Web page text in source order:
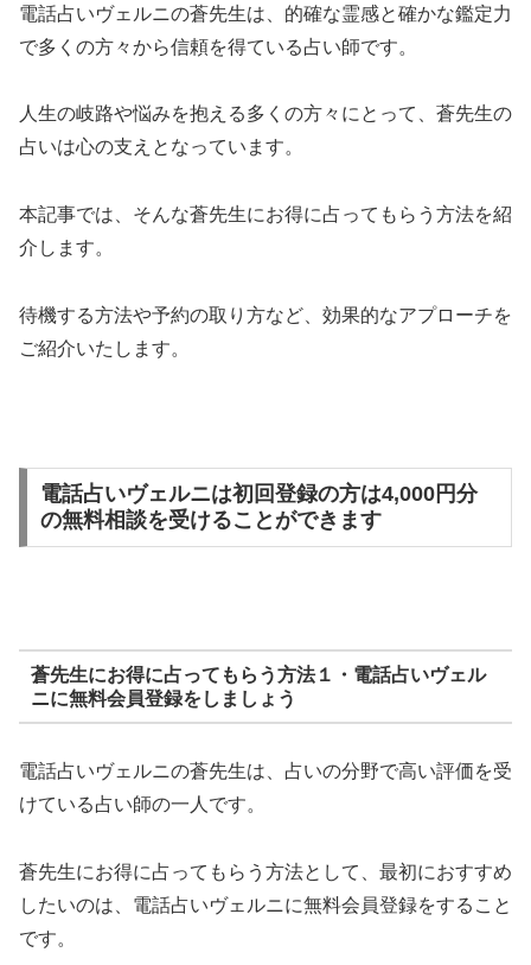
電話占いヴェルニの蒼先生は、的確な霊感と確かな鑑定力
で多くの方々から信頼を得ている占い師です。
人生の岐路や悩みを抱える多くの方々にとって、蒼先生の
占いは心の支えとなっています。
本記事では、そんな蒼先生にお得に占ってもらう方法を紹
介します。
待機する方法や予約の取り方など、効果的なアプローチを
ご紹介いたします。
電話占いヴェルニは初回登録の方は4,000円分
の無料相談を受けることができます
蒼先生にお得に占ってもらう方法１・電話占いヴェル
ニに無料会員登録をしましょう
電話占いヴェルニの蒼先生は、占いの分野で高い評価を受
けている占い師の一人です。
蒼先生にお得に占ってもらう方法として、最初におすすめ
したいのは、電話占いヴェルニに無料会員登録をすること
です。